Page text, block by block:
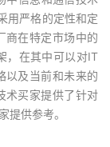
用严格的定性和定
商在特定市场中的
，在其中可以对IT
以及当前和未来的
术买家提供了针对
提供参考。